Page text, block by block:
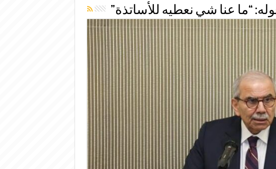
“ما عنا شي نعطيه للأساتذة”